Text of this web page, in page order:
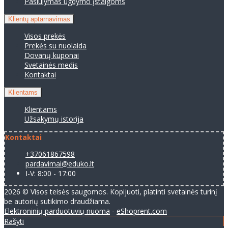
Klientų aptarnavimas
Visos prekės
Prekės su nuolaida
Dovanų kuponai
Svetainės medis
Kontaktai
Klientams
Klientams
Užsakymų istorija
Kontaktai
+37061867598
pardavimai@eduko.lt
I-V: 8:00 - 17:00
2026 © Visos teisės saugomos. Kopijuoti, platinti svetainės turinį
be autorių sutikimo draudžiama.
Elektroninių parduotuvių nuoma - eShoprent.com
Rašyti